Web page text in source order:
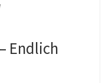
Endlich